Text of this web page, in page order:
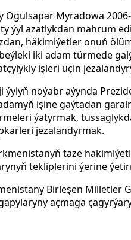
Ogulsapar Myradowa
ýyl azatlykdan mahrum
häkimiýetler onuň
iki adam türmede
işleri üçin
ýylyň noýabr aýynda
işine gaýtadan
ýatyrmak,
jezalandyrmak.
täze
tekliplerini ýerine
Birleşen Milletler
açmaga